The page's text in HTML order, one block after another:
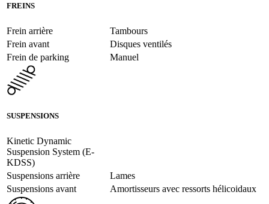
FREINS
Frein arrière
Tambours
Frein avant
Disques ventilés
Frein de parking
Manuel
SUSPENSIONS
Kinetic Dynamic
Suspension System (E-
KDSS)
Suspensions arrière
Lames
Suspensions avant
Amortisseurs avec ressorts hélicoidaux